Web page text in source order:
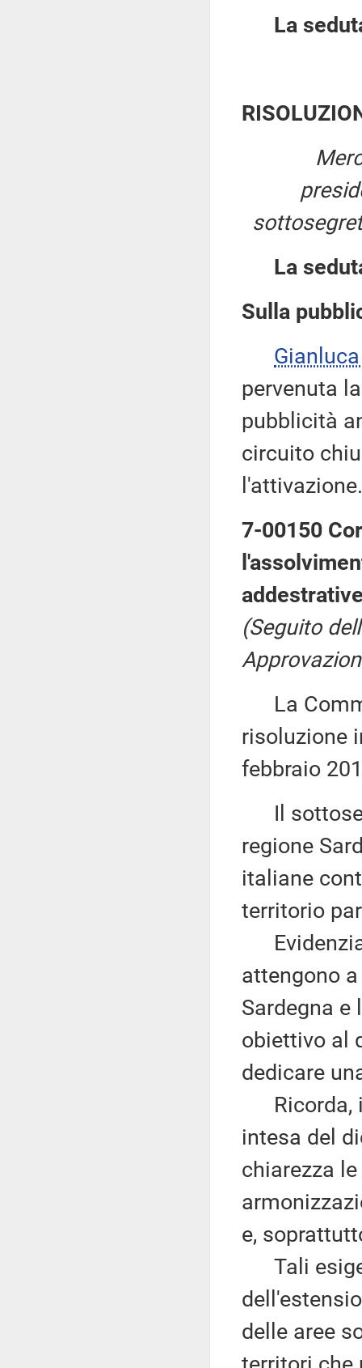
La
La
Sulla
pervenuta
pubblicità
circuito
l'attivazione.
7-00150
(Seguito
La
risoluzione
febbraio
Il
regione
italiane
territorio
attengono
Sardegna e
obiettivo al
dedicare
Ricorda,
intesa del
chiarezza
e,
Tali
delle aree